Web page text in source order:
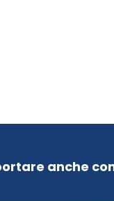
anche